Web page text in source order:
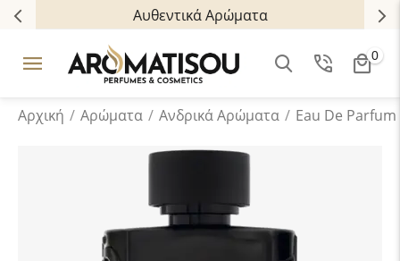
Αυθεντικά Αρώματα
0
Αρχική / Αρώματα / Ανδρικά Aρώματα / Eau De Parfum